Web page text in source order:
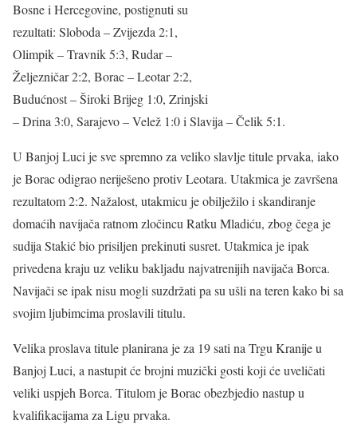
Bosne i Hercegovine, postignuti su
rezultati: Sloboda – Zvijezda 2:1,
Olimpik – Travnik 5:3, Rudar –
Željezničar 2:2, Borac – Leotar 2:2,
Budućnost – Široki Brijeg 1:0, Zrinjski
– Drina 3:0, Sarajevo – Velež 1:0 i Slavija – Čelik 5:1.
U Banjoj Luci je sve spremno za veliko slavlje titule prvaka, iako
je Borac odigrao neriješeno protiv Leotara. Utakmica je završena
rezultatom 2:2. Nažalost, utakmicu je obilježilo i skandiranje
domaćih navijača ratnom zločincu Ratku Mladiću, zbog čega je
sudija Stakić bio prisiljen prekinuti susret. Utakmica je ipak
privedena kraju uz veliku bakljadu najvatrenijih navijača Borca.
Navijači se ipak nisu mogli suzdržati pa su ušli na teren kako bi sa
svojim ljubimcima proslavili titulu.
Velika proslava titule planirana je za 19 sati na Trgu Kranije u
Banjoj Luci, a nastupit će brojni muzički gosti koji će uveličati
veliki uspjeh Borca. Titulom je Borac obezbjedio nastup u
kvalifikacijama za Ligu prvaka.